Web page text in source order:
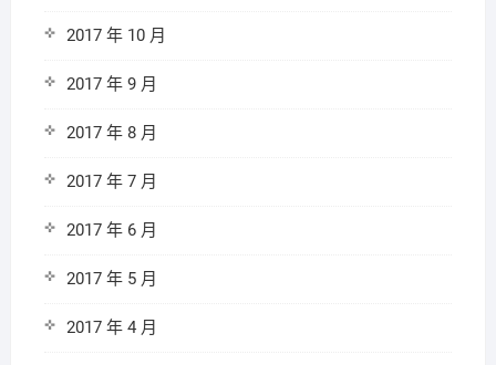
2017 年 10 月
2017 年 9 月
2017 年 8 月
2017 年 7 月
2017 年 6 月
2017 年 5 月
2017 年 4 月